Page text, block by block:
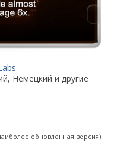
Немецкий и другие
обновленная версия)